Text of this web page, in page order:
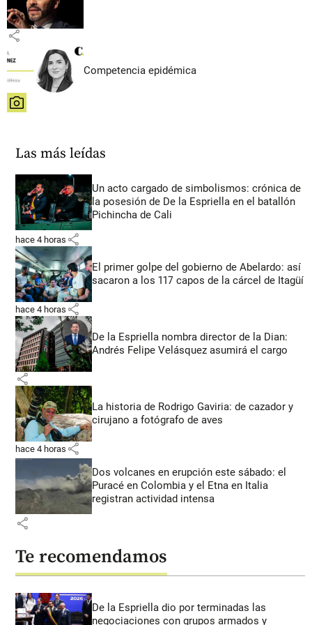
share
Competencia epidémica
share
Las más leídas
Un acto cargado de simbolismos: crónica de
la posesión de De la Espriella en el batallón
Pichincha de Cali
hace 4 horas share
El primer golpe del gobierno de Abelardo: así
sacaron a los 117 capos de la cárcel de Itagüí
hace 4 horas share
De la Espriella nombra director de la Dian:
Andrés Felipe Velásquez asumirá el cargo
share
La historia de Rodrigo Gaviria: de cazador y
cirujano a fotógrafo de aves
hace 4 horas share
Dos volcanes en erupción este sábado: el
Puracé en Colombia y el Etna en Italia
registran actividad intensa
share
Te recomendamos
De la Espriella dio por terminadas las
negociaciones con grupos armados y